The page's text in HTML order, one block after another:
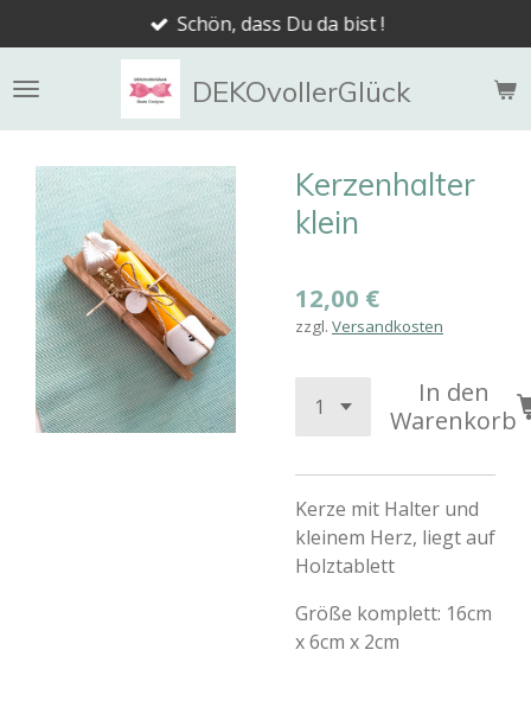
Hauptinhalt
springen
DEKOvollerGlück
Schön, dass Du da bist !
Kerzenhalter
klein
12,00 €
zzgl. Versandkosten
In den
Warenkorb
Kerze mit Halter und
kleinem Herz, liegt auf
Holztablett
Größe komplett: 16cm
x 6cm x 2cm